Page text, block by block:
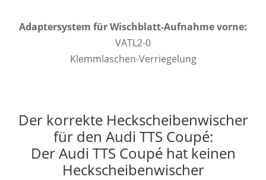
Adaptersystem für Wischblatt-Aufnahme vorne:
VATL2-0
Klemmlaschen-Verriegelung
Der korrekte Heckscheibenwischer
für den Audi TTS Coupé:
Der Audi TTS Coupé hat keinen
Heckscheibenwischer